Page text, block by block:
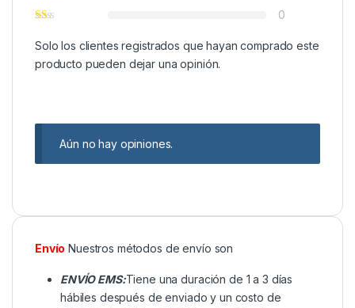
0
Solo los clientes registrados que hayan comprado este
producto pueden dejar una opinión.
Aún no hay opiniones.
Envío Nuestros métodos de envío son
ENVÍO EMS:Tiene una duración de 1 a 3 días
hábiles después de enviado y un costo de